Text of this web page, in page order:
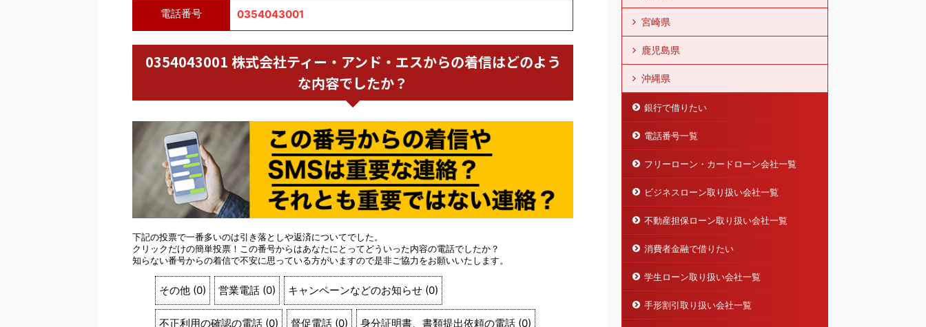
電話番号 0354043001
0354043001 株式会社ティー・アンド・エスからの着信はどのよう
な内容でしたか？
下記の投票で一番多いのは引き落としや返済についてでした。
クリックだけの簡単投票！この番号からはあなたにとってどういった内容の電話でしたか？
知らない番号からの着信で不安に思っている方がいますので是非ご協力をお願いいたします。
その他 (0) 営業電話 (0) キャンペーンなどのお知らせ (0)
不正利用の確認の電話 (0) 督促電話 (0) 身分証明書、書類提出依頼の電話 (0)
宮崎県
鹿児島県
沖縄県
銀行で借りたい
電話番号一覧
フリーローン・カードローン会社一覧
ビジネスローン取り扱い会社一覧
不動産担保ローン取り扱い会社一覧
消費者金融で借りたい
学生ローン取り扱い会社一覧
手形割引取り扱い会社一覧